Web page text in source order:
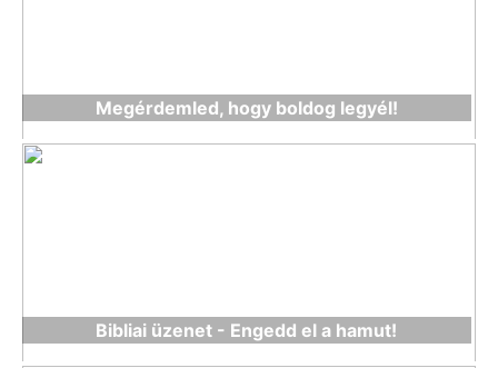
Megérdemled, hogy boldog legyél!
Bibliai üzenet - Engedd el a hamut!